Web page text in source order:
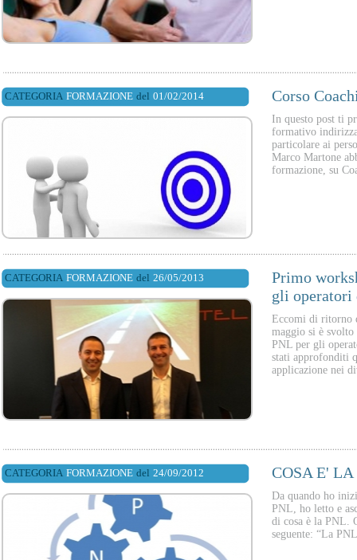
CATEGORIA FORMAZIONE del 01/02/2014 Corso
In questo post ti
formativo
particolare ai
Marco Martone
formazione, su
CATEGORIA FORMAZIONE del 26/05/2013
Primo
gli operatori
Eccomi di ritorno
maggio si è
PNL per gli
stati approfonditi
applicazione nei
CATEGORIA FORMAZIONE del 24/09/2012 COSA E' LA
Da quando ho
PNL, ho letto e
di cosa è la PNL.
seguente: “La